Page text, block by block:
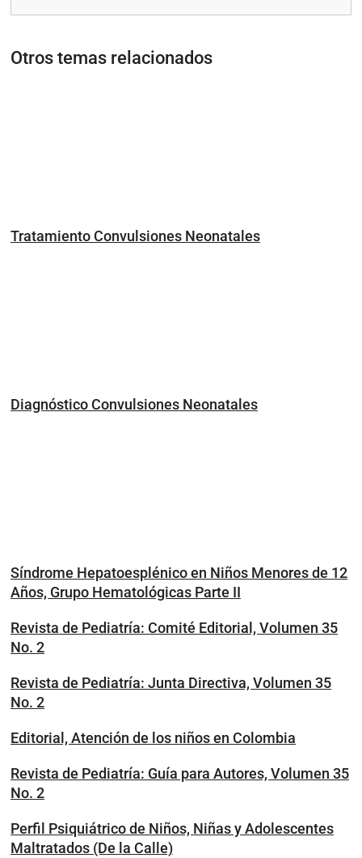
Otros temas relacionados
Tratamiento Convulsiones Neonatales
Diagnóstico Convulsiones Neonatales
Síndrome Hepatoesplénico en Niños Menores de 12
Años, Grupo Hematológicas Parte II
Revista de Pediatría: Comité Editorial, Volumen 35
No. 2
Revista de Pediatría: Junta Directiva, Volumen 35
No. 2
Editorial, Atención de los niños en Colombia
Revista de Pediatría: Guía para Autores, Volumen 35
No. 2
Perfil Psiquiátrico de Niños, Niñas y Adolescentes
Maltratados (De la Calle)